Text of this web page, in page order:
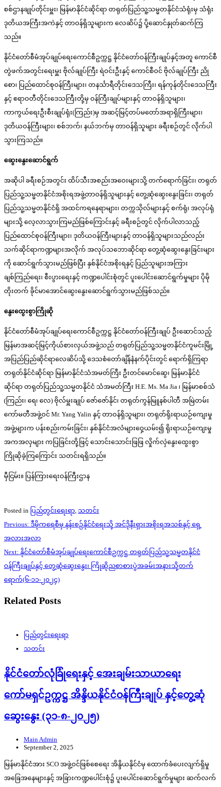
စစ်ဌာနချုပ်တိုင်းမှူး၊ မြန်မာနိုင်ငံဆိုင်ရာ တရုတ်ပြည်သူ့သမ္မတနိုင်ငံသံရုံးမှ သံရုံး
ဒုတိယအကြီးအကဲနှင့် တာဝန်ရှိသူများက လေဆိပ်၌ ပို့ဆောင်နှုတ်ဆက်ကြ
သည်။
နိုင်ငံတော်စီမံအုပ်ချုပ်ရေးကောင်စီဥက္ကဋ္ဌ နိုင်ငံတော်ဝန်ကြီးချုပ်နှင့်အတူ ကောင်စီ
တွဲဖက်အတွင်းရေးမှူး ဗိုလ်ချုပ်ကြီး ရဲဝင်းဦးနှင့် ကောင်စီဝင် ဗိုလ်ချုပ်ကြီး ညို
စော၊ ပြည်ထောင်စုဝန်ကြီးများ၊ တနင်္သာရီတိုင်းဒေသကြီး၊ ရန်ကုန်တိုင်းဒေသကြီး
နှင့် ဧရာဝတီတိုင်းဒေသကြီးတို့မှ ဝန်ကြီးချုပ်များနှင့် တာဝန်ရှိသူများ၊
ကာကွယ်ရေးဦးစီးချုပ်ရုံး(ကြည်း)မှ အဆင့်မြင့်တပ်မတော်အရာရှိကြီးများ၊
ဒုတိယဝန်ကြီးများ၊ စစ်ဘက်၊ နယ်ဘက်မှ တာဝန်ရှိသူများ ခရီးစဉ်တွင် လိုက်ပါ
သွားကြသည်။
ဆွေးနွေးဆောင်ရွက်
အဆိုပါ ခရီးစဉ်အတွင်း ထိပ်သီးအစည်းအဝေးများသို့ တက်ရောက်ခြင်း၊ တရုတ်
ပြည်သူ့သမ္မတနိုင်ငံအစိုးရအဖွဲ့တာဝန်ရှိသူများနှင့် တွေ့ဆုံဆွေးနွေးခြင်း၊ တရုတ်
ပြည်သူ့သမ္မတနိုင်ငံရှိ အထင်ကရနေရာများ၊ တက္ကသိုလ်များနှင့် စက်ရုံ၊ အလုပ်ရုံ
များသို့ လေ့လာသွားကြမည်ဖြစ်ကြောင်းနှင့် ခရီးစဉ်တွင် လိုက်ပါလာသည့်
ပြည်ထောင်စုဝန်ကြီးများ၊ ဒုတိယဝန်ကြီးများနှင့် တာဝန်ရှိသူများသည်လည်း
သက်ဆိုင်ရာကဏ္ဍများအလိုက် အလုပ်သဘောဆိုင်ရာ တွေ့ဆုံဆွေးနွေးခြင်းများ
ကို ဆောင်ရွက်သွားမည်ဖြစ်ပြီး နှစ်နိုင်ငံအစိုးရနှင့် ပြည်သူများအကြား
ချစ်ကြည်ရေး၊ စီးပွားရေးနှင့် ကဏ္ဍပေါင်းစုံတွင် ပူးပေါင်းဆောင်ရွက်မှုများ ပိုမို
တိုးတက် ခိုင်မာအောင်ဆွေးနွေးဆောင်ရွက်သွားမည်ဖြစ်သည်။
နွေးထွေးစွာကြိုဆို
နိုင်ငံတော်စီမံအုပ်ချုပ်ရေးကောင်စီဥက္ကဋ္ဌ နိုင်ငံတော်ဝန်ကြီးချုပ် ဦးဆောင်သည့်
မြန်မာအဆင့်မြင့်ကိုယ်စားလှယ်အဖွဲ့သည် တရုတ်ပြည်သူ့သမ္မတနိုင်ငံကူမင်းမြို့
အပြည်ပြည်ဆိုင်ရာလေဆိပ်သို့ ဒေသစံတော်ချိန်နံနက်ပိုင်းတွင် ရောက်ရှိကြရာ
တရုတ်နိုင်ငံဆိုင်ရာ မြန်မာနိုင်ငံသံအမတ်ကြီး ဦးတင်မောင်ဆွေ၊ မြန်မာနိုင်ငံ
ဆိုင်ရာ တရုတ်ပြည်သူ့သမ္မတနိုင်ငံ သံအမတ်ကြီး H.E. Ms. Ma Jia ၊ မြန်မာစစ်သံ
(ကြည်း၊ ရေ၊ လေ) ဗိုလ်မှူးချုပ် ဇော်ဇော်နိုင်၊ တရုတ်ကွန်မြူနစ်ပါတီ အမြဲတမ်း
ကော်မတီအဖွဲ့ဝင် Mr. Yang Yalin နှင့် တာဝန်ရှိသူများ၊ တရုတ်ရိုးရာယဉ်ကျေးမှု
အဖွဲ့များက ပန်းစည်းကမ်းခြင်း၊ နှစ်နိုင်ငံအလံများဝှေ့ယမ်း၍ ရိုးရာယဉ်ကျေးမှု
အကအလှများ ကပြခြင်းတို့ဖြင့် သောင်းသောင်းဖြဖြ လှိုက်လှဲနွေးထွေးစွာ
ကြိုဆိုခဲ့ကြကြောင်း သတင်းရရှိသည်။
မှီငြမ်း။ ပြန်ကြားရေးဝန်ကြီးဌာန
Posted in ပြည်တွင်းရေးရာ, သတင်း
Post
Previous: ဒီမိုကရေစီမှ နန်းစဉ်နိုင်ငံရေးသို့ အင်ဒိုနီးရှားအစိုးရအသစ်နှင့် ရှေ့
အလားအလာ
Next: နိုင်ငံတော်စီမံအုပ်ချုပ်ရေးကောင်စီဥက္ကဋ္ဌ တရုတ်ပြည်သူ့သမ္မတနိုင်ငံ
ဝန်ကြီးချုပ်နှင့် တွေ့ဆုံဆွေးနွေး၊ ကြိုဆိုညစာစားပွဲအခမ်းအနားသို့တက်
ရောက်(၆-၁၁-၂၀၂၄)
Related Posts
ပြည်တွင်းရေးရာ
သတင်း
နိုင်ငံတော်လုံခြုံရေးနှင့် အေးချမ်းသာယာရေး
ကော်မရှင်ဥက္ကဋ္ဌ အိန္ဒိယနိုင်ငံဝန်ကြီးချုပ် နှင့်တွေ့ဆုံ
ဆွေးနွေး (၃၁-၈-၂၀၂၅)
Main Admin
September 2, 2025
မြန်မာနိုင်ငံအား SCO အဖွဲ့ဝင်ဖြစ်စေရေး အိန္ဒိယနိုင်ငံမှ ထောက်ခံပေးလျက်ရှိမှု
အခြေအနေများနှင့် အခြားကဏ္ဍပေါင်းစုံ၌ ပူးပေါင်းဆောင်ရွက်မှုများ ဆက်လက်